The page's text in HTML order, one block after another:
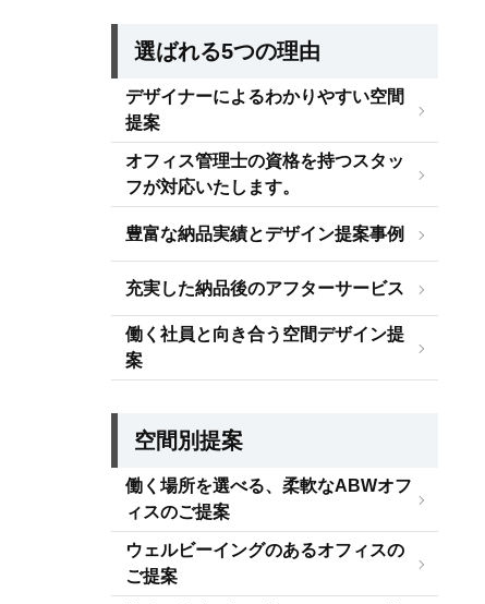
選ばれる5つの理由
デザイナーによるわかりやすい空間
提案
オフィス管理士の資格を持つスタッ
フが対応いたします。
豊富な納品実績とデザイン提案事例
充実した納品後のアフターサービス
働く社員と向き合う空間デザイン提
案
空間別提案
働く場所を選べる、柔軟なABWオフ
ィスのご提案
ウェルビーイングのあるオフィスの
ご提案